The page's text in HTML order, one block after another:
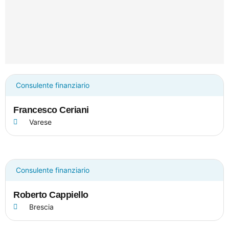
Consulente finanziario
Francesco Ceriani
Varese
Consulente finanziario
Roberto Cappiello
Brescia